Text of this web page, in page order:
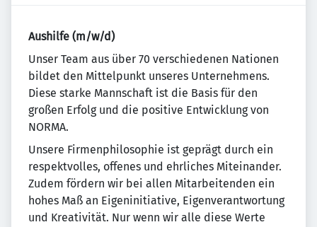
Aushilfe (m/w/d)
Un­se­r Team aus über 70 ver­schie­de­nen Na­tio­nen
bildet den Mit­tel­punkt un­se­res Un­ter­neh­mens.
Diese starke Mannschaft ist die Basis für den
großen Erfolg und die positive Entwicklung von
NORMA.
Unsere Firmenphilosophie ist geprägt durch ein
re­spekt­vol­les, offenes und ehr­li­ches Mit­ein­an­der.
Zudem fördern wir bei allen Mitarbeitenden ein
ho­hes Maß an Eigeninitiative, Eigenverantwortung
und Krea­ti­vi­tät. Nur wenn wir alle diese Werte